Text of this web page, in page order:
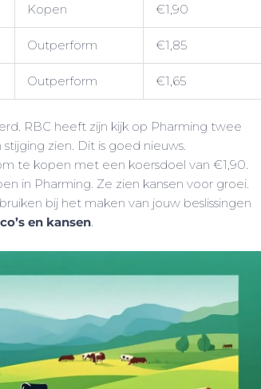
Kopen €1,90
Outperform €1,85
Outperform €1,65
RBC heeft zijn kijk op Pharming twee
zien. Dit is goed nieuws.
te kopen met een koersdoel van €1,90.
in Pharming. Ze zien kansen voor groei.
bij het maken van jouw beslissingen
en kansen.